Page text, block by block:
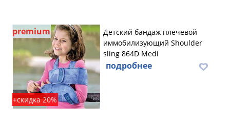
premium
+скидка 20%
Детский бандаж плечевой
иммобилизующий Shoulder
sling 864D Medi
подробнее